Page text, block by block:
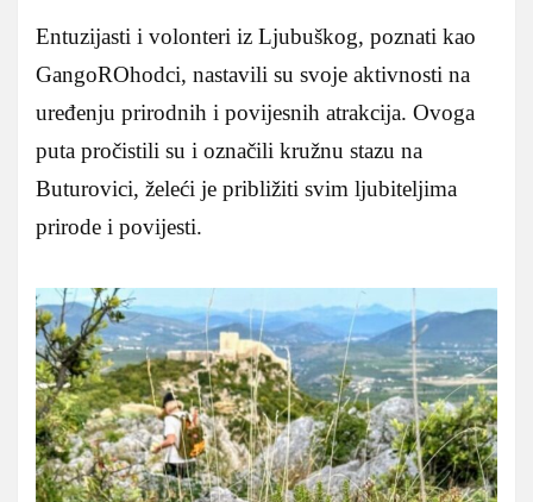
Entuzijasti i volonteri iz Ljubuškog, poznati kao
GangoROhodci, nastavili su svoje aktivnosti na
uređenju prirodnih i povijesnih atrakcija. Ovoga
puta pročistili su i označili kružnu stazu na
Buturovici, želeći je približiti svim ljubiteljima
prirode i povijesti.